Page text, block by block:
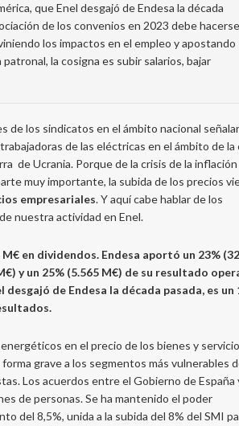
que Enel desgajó de Endesa la década
de los convenios en 2023 debe hacerse
los impactos en el empleo y apostando
la cosigna es subir salarios, bajar
de los sindicatos en el ámbito nacional
de las eléctricas en el ámbito de la
de Ucrania. Porque de la crisis de la inflación
muy importante, la subida de los precios
empresariales. Y aquí cabe hablar de los
nuestra actividad en Enel.
en dividendos. Endesa aportó un 23%
y un 25% (5.565 M€) de su resultado
de Endesa la década pasada, es un
en el precio de los bienes y
grave a los segmentos más vulnerables
Los acuerdos entre el Gobierno de España
de personas. Se ha mantenido el poder
del 8,5%, unida a la subida del 8% del SMI